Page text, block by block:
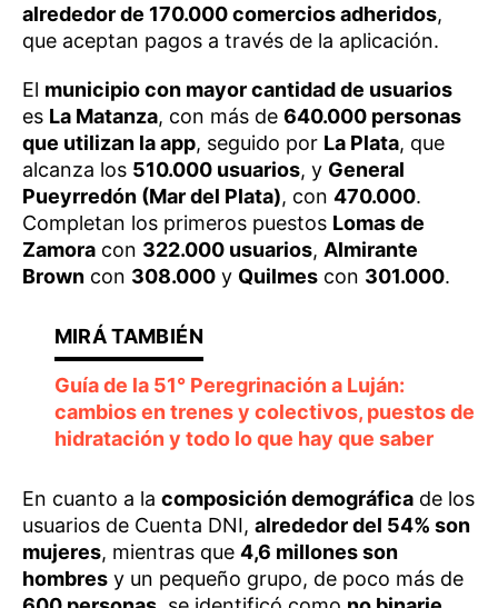
alrededor de 170.000 comercios adheridos,
que aceptan pagos a través de la aplicación.
El municipio con mayor cantidad de usuarios
es La Matanza, con más de 640.000 personas
que utilizan la app, seguido por La Plata, que
alcanza los 510.000 usuarios, y General
Pueyrredón (Mar del Plata), con 470.000.
Completan los primeros puestos Lomas de
Zamora con 322.000 usuarios, Almirante
Brown con 308.000 y Quilmes con 301.000.
Guía de la 51° Peregrinación a Luján:
cambios en trenes y colectivos, puestos de
hidratación y todo lo que hay que saber
En cuanto a la composición demográfica de los
usuarios de Cuenta DNI, alrededor del 54% son
mujeres, mientras que 4,6 millones son
hombres y un pequeño grupo, de poco más de